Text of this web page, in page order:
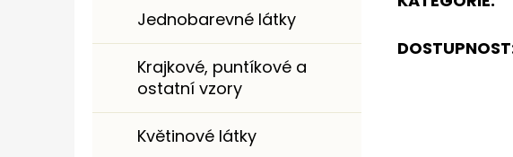
Jednobarevné látky
Krajkové, puntíkové a
ostatní vzory
Květinové látky